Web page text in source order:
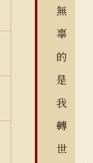
無
辜
的
是
我
轉
世